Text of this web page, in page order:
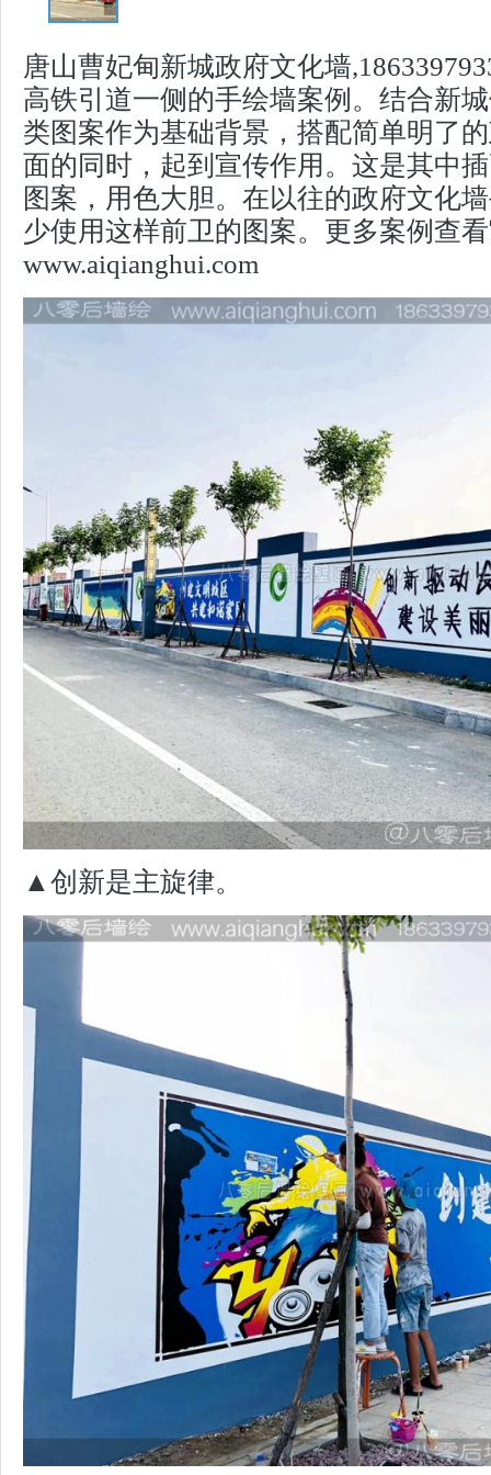
唐山曹妃甸新城政府文化墙
高铁引道一侧的手绘墙案例。结合新
类图案作为基础背景，搭配简单明了
面的同时，起到宣传作用。这是其中
图案，用色大胆。在以往的政府文化
少使用这样前卫的图案。更多案例查
www.aiqianghui.com
▲创新是主旋律。